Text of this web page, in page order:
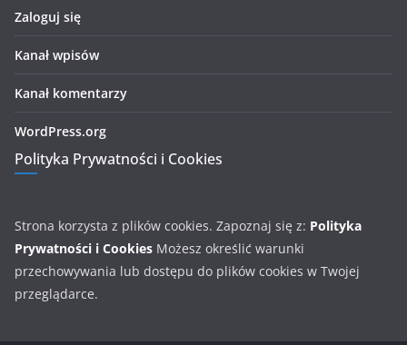
Zaloguj się
Kanał wpisów
Kanał komentarzy
WordPress.org
Polityka Prywatności i Cookies
Strona korzysta z plików cookies. Zapoznaj się z: Polityka
Prywatności i Cookies Możesz określić warunki
przechowywania lub dostępu do plików cookies w Twojej
przeglądarce.